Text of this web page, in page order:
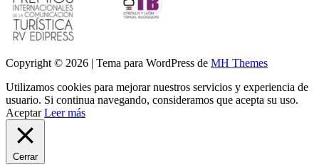
Copyright © 2026 | Tema para WordPress de MH Themes
Utilizamos cookies para mejorar nuestros servicios y experiencia de
usuario. Si continua navegando, consideramos que acepta su uso.
Aceptar Leer más
Cerrar